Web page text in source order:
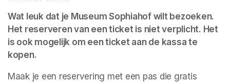
Wat leuk dat je Museum Sophiahof wilt bezoeken.
Het reserveren van een ticket is niet verplicht. Het
is ook mogelijk om een ticket aan de kassa te
kopen.
Maak je een reservering met een pas die gratis